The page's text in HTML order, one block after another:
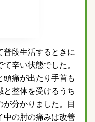
普段生活するときに
辛い状態でした。
頭痛が出たり手首も
と整体を受けるうち
が分かりました。目
中の肘の痛みは改善